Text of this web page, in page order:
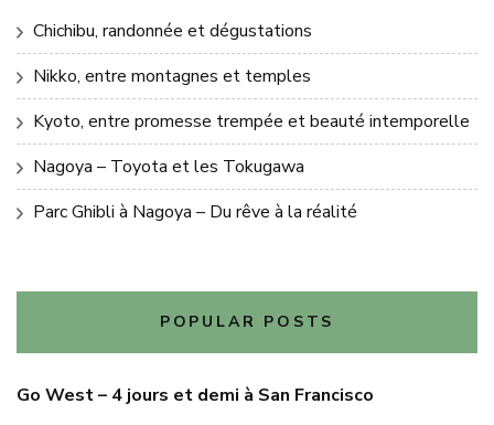
Chichibu, randonnée et dégustations
Nikko, entre montagnes et temples
Kyoto, entre promesse trempée et beauté intemporelle
Nagoya – Toyota et les Tokugawa
Parc Ghibli à Nagoya – Du rêve à la réalité
POPULAR POSTS
Go West – 4 jours et demi à San Francisco